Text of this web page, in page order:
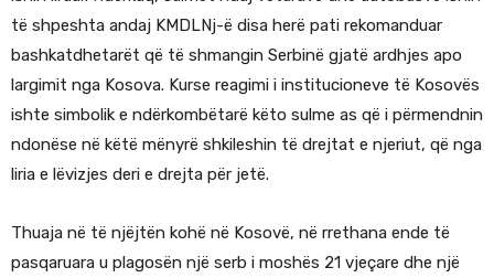
të shpeshta andaj KMDLNj-ë disa herë pati rekomanduar
bashkatdhetarët që të shmangin Serbinë gjatë ardhjes apo
largimit nga Kosova. Kurse reagimi i institucioneve të Kosovës
ishte simbolik e ndërkombëtarë këto sulme as që i përmendnin
ndonëse në këtë mënyrë shkileshin të drejtat e njeriut, që nga
liria e lëvizjes deri e drejta për jetë.
Thuaja në të njëjtën kohë në Kosovë, në rrethana ende të
pasqaruara u plagosën një serb i moshës 21 vjeçare dhe një